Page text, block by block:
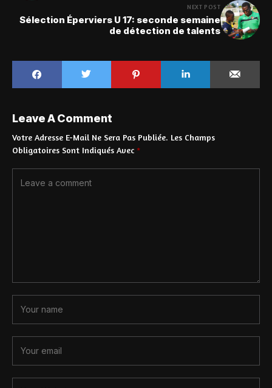
NEXT POST
Sélection Éperviers U 17: seconde semaine
de détection de talents
Leave A Comment
Votre Adresse E-Mail Ne Sera Pas Publiée. Les Champs
Obligatoires Sont Indiqués Avec *